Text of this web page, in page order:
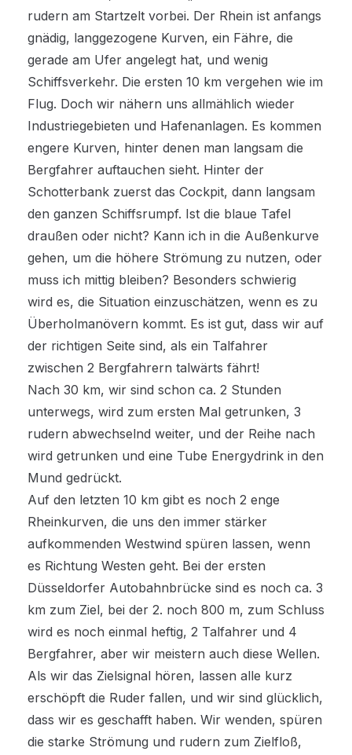
rudern am Startzelt vorbei. Der Rhein ist anfangs
gnädig, langgezogene Kurven, ein Fähre, die
gerade am Ufer angelegt hat, und wenig
Schiffsverkehr. Die ersten 10 km vergehen wie im
Flug. Doch wir nähern uns allmählich wieder
Industriegebieten und Hafenanlagen. Es kommen
engere Kurven, hinter denen man langsam die
Bergfahrer auftauchen sieht. Hinter der
Schotterbank zuerst das Cockpit, dann langsam
den ganzen Schiffsrumpf. Ist die blaue Tafel
draußen oder nicht? Kann ich in die Außenkurve
gehen, um die höhere Strömung zu nutzen, oder
muss ich mittig bleiben? Besonders schwierig
wird es, die Situation einzuschätzen, wenn es zu
Überholmanövern kommt. Es ist gut, dass wir auf
der richtigen Seite sind, als ein Talfahrer
zwischen 2 Bergfahrern talwärts fährt!
Nach 30 km, wir sind schon ca. 2 Stunden
unterwegs, wird zum ersten Mal getrunken, 3
rudern abwechselnd weiter, und der Reihe nach
wird getrunken und eine Tube Energydrink in den
Mund gedrückt.
Auf den letzten 10 km gibt es noch 2 enge
Rheinkurven, die uns den immer stärker
aufkommenden Westwind spüren lassen, wenn
es Richtung Westen geht. Bei der ersten
Düsseldorfer Autobahnbrücke sind es noch ca. 3
km zum Ziel, bei der 2. noch 800 m, zum Schluss
wird es noch einmal heftig, 2 Talfahrer und 4
Bergfahrer, aber wir meistern auch diese Wellen.
Als wir das Zielsignal hören, lassen alle kurz
erschöpft die Ruder fallen, und wir sind glücklich,
dass wir es geschafft haben. Wir wenden, spüren
die starke Strömung und rudern zum Zielfloß,